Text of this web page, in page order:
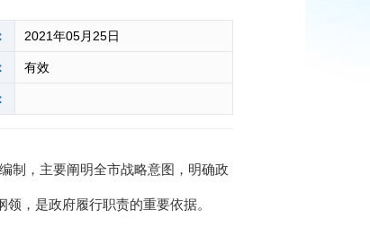
2021年05月25日
有效
制，主要阐明全市战略意图，明确政
，是政府履行职责的重要依据。